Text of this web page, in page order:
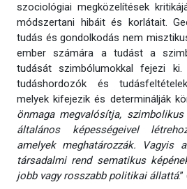
szociológiai megközelítések
módszertani hibáit és korlátait.
tudás és gondolkodás nem
ember számára a tudást a
tudását szimbólumokkal fejezi
tudáshordozók és
melyek kifejezik és determinálják
önmaga megvalósítja,
általános képességeivel
amelyek meghatározzák. Vagyis
társadalmi rend sematikus
jobb vagy rosszabb politikai állattá